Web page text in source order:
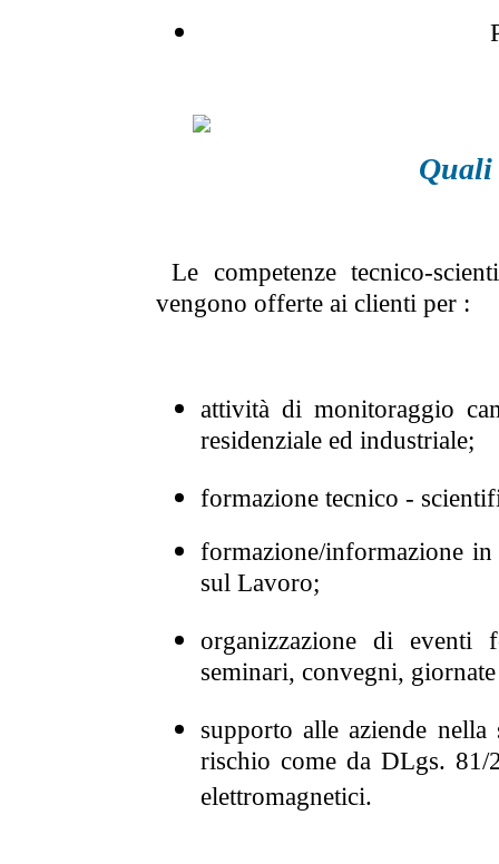
Quali
Le competenze tecnico-
vengono offerte ai clienti per :
attività di monitoraggio
residenziale ed industriale;
formazione tecnico -
formazione/informazione
sul Lavoro;
organizzazione di eventi
seminari, convegni,
supporto alle aziende
rischio come da DLgs. 81/
elettromagnetici.